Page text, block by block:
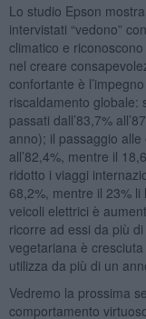
Lo studio Epson
intervistati “vedono”
climatico e
nel creare
confortante è
riscaldamento globale:
passati dall’83,7%
anno); il passaggio
all’82,4%, mentre il
ridotto i viaggi
68,2%, mentre il 23%
veicoli elettrici è
ricorre ad essi da più
vegetariana è
utilizza da più di un
Vedremo la prossima
comportamento